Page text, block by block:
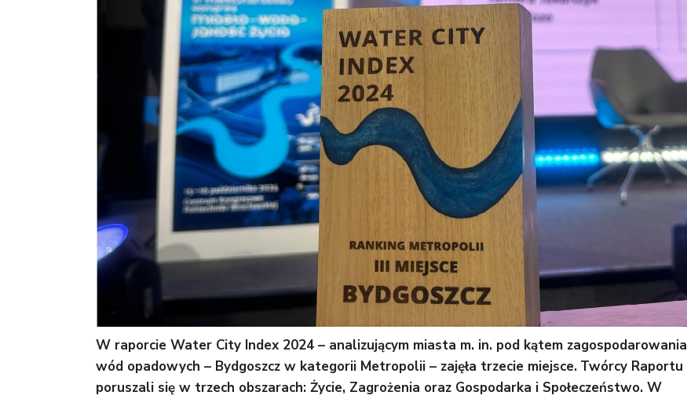
W raporcie Water City Index 2024 – analizującym miasta m. in. pod kątem zagospodarowania
wód opadowych – Bydgoszcz w kategorii Metropolii – zajęła trzecie miejsce. Twórcy Raportu
poruszali się w trzech obszarach: Życie, Zagrożenia oraz Gospodarka i Społeczeństwo. W